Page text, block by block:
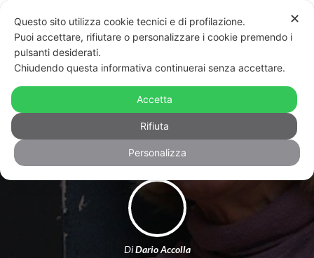
Se n’è andata Caterina, la trans di cui
avevo paura e che diventò famiglia
DiDario Accolla
✕
Questo sito utilizza cookie tecnici e di profilazione.
Puoi accettare, rifiutare o personalizzare i cookie premendo i
pulsanti desiderati.
Chiudendo questa informativa continuerai senza accettare.
Accetta
Rifiuta
Personalizza